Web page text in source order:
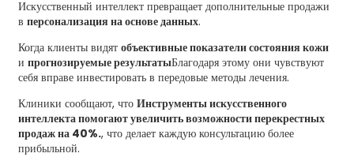
Искусственный интеллект превращает дополнительные продажи
в персонализация на основе данных.
Когда клиенты видят объективные показатели состояния кожи
и прогнозируемые результатыБлагодаря этому они чувствуют
себя вправе инвестировать в передовые методы лечения.
Клиники сообщают, что Инструменты искусственного
интеллекта помогают увеличить возможности перекрестных
продаж на 40%., что делает каждую консультацию более
прибыльной.